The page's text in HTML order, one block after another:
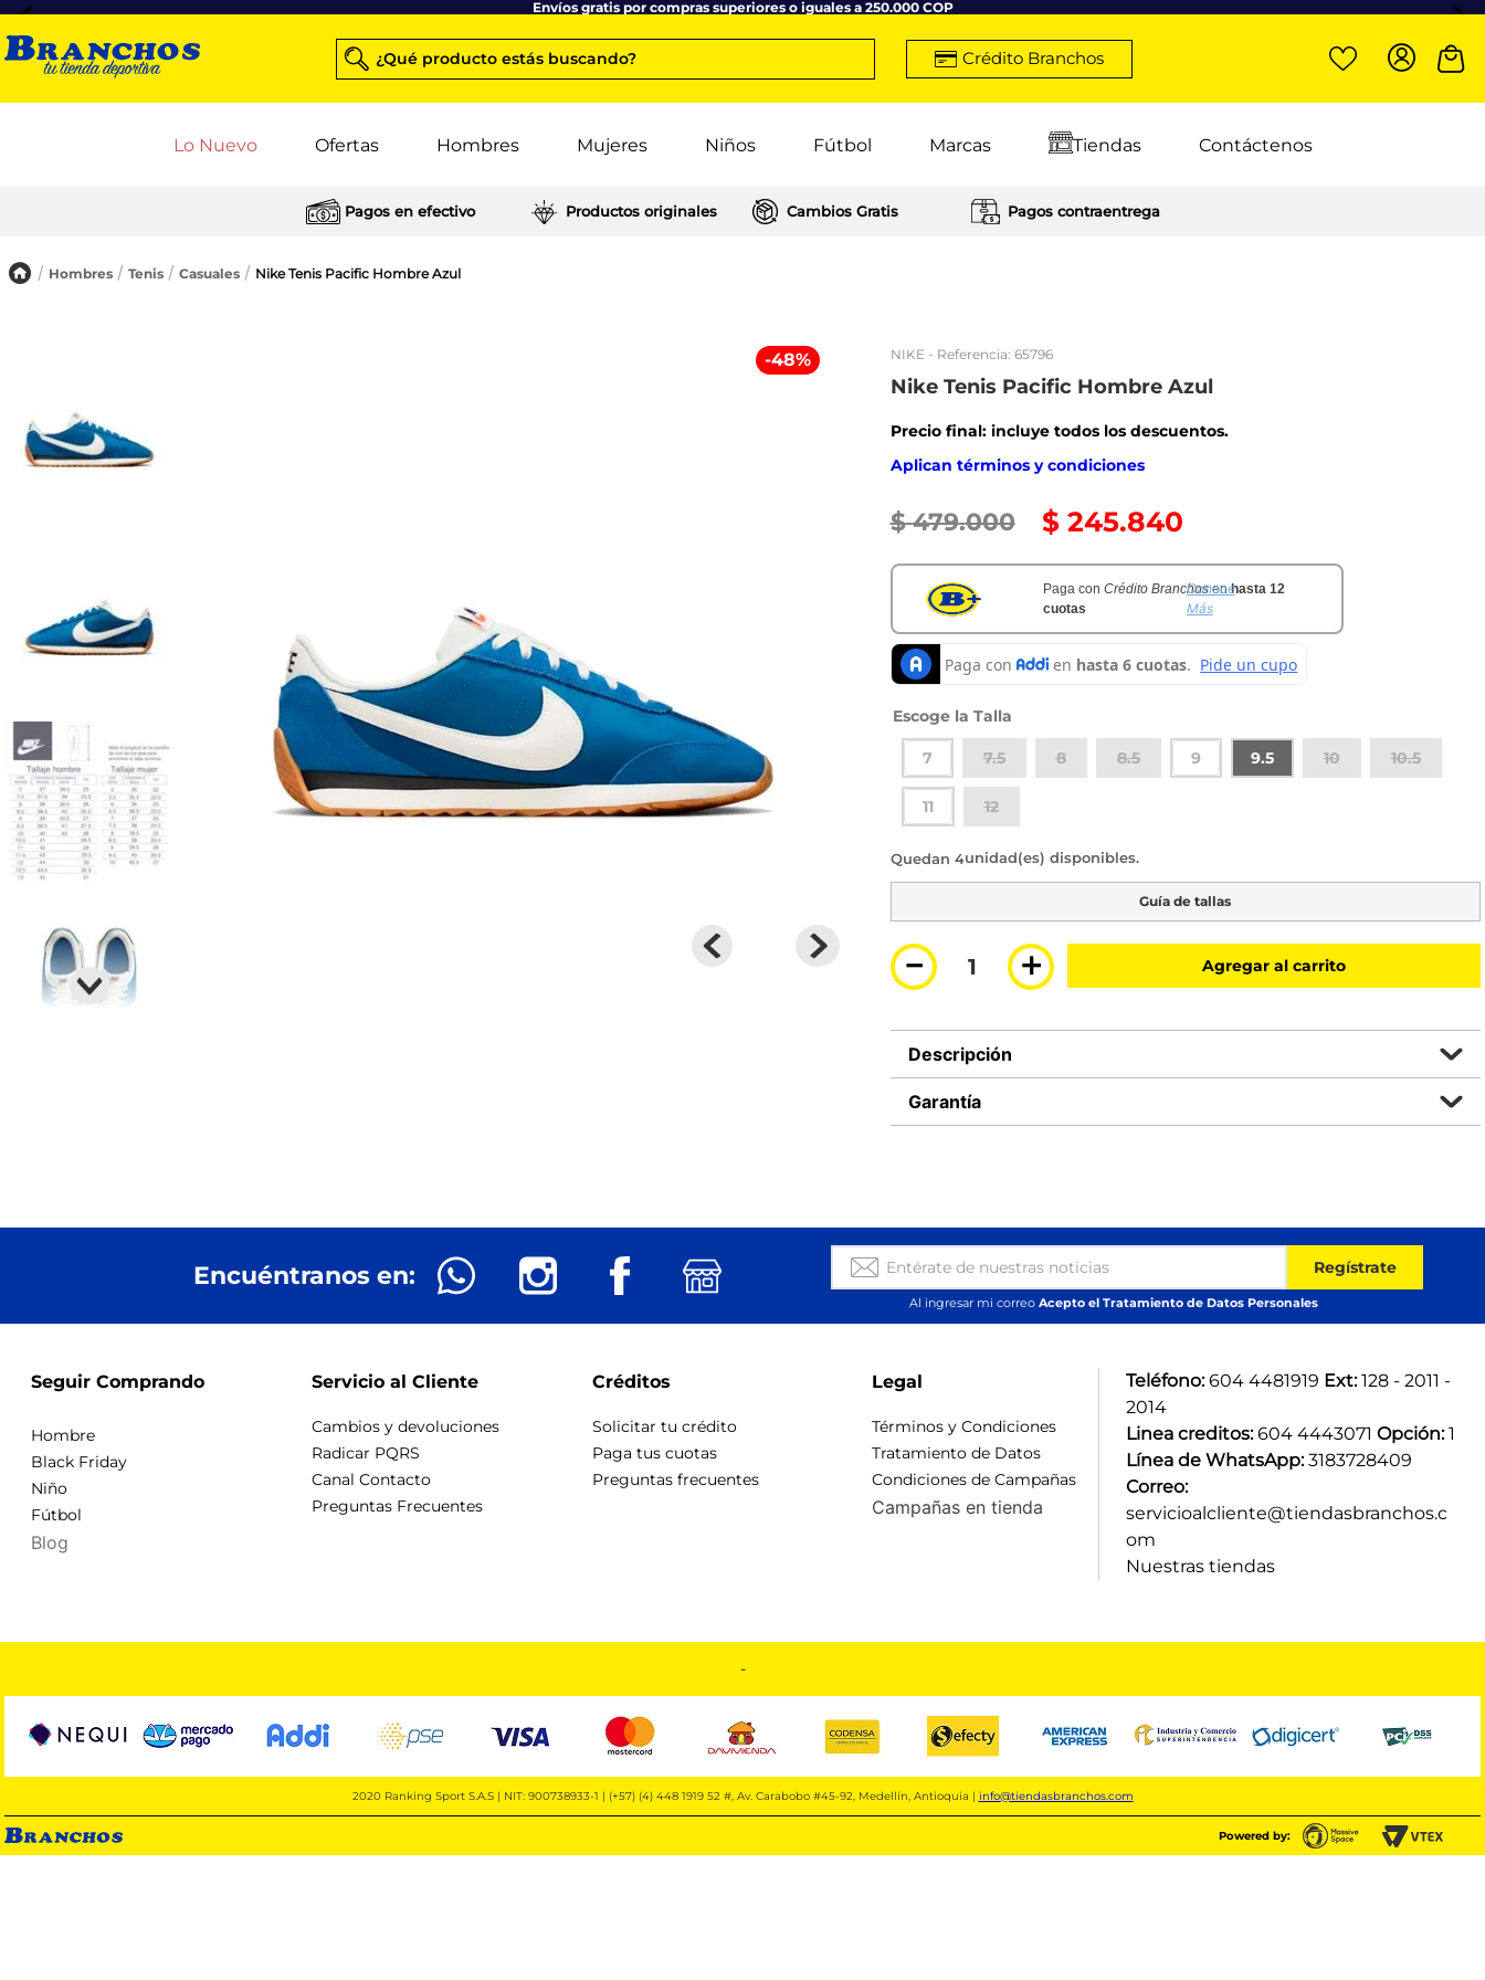
Envíos gratis por compras superiores o iguales a 250.000 COP
¿Qué producto estás buscando? Crédito Branchos
Lo Nuevo Ofertas Hombres Mujeres Niños Fútbol Marcas Tiendas Contáctenos
Pagos en efectivo Productos originales Cambios Gratis Pagos contraentrega
Hombres Tenis Casuales Nike Tenis Pacific Hombre Azul
-48% NIKE- Referencia: 65796
Nike Tenis Pacific Hombre Azul
Precio final: incluye todos los descuentos.
Aplican términos y condiciones
$ 479.000 $ 245.840
Paga con Crédito Branchosenhasta 12
cuotas
Conoce
Más
Talla
7 7.5 8 8.5 9 9.5 10 10.5
11 12
4 disponibles
Guía de tallas
＋
－ Agregar al carrito
Descripción
Garantía
Encuéntranos en: Regístrate
Al ingresar mi correo Acepto el Tratamiento de Datos Personales
Seguir Comprando
Hombre
Black Friday
Niño
Fútbol
Blog
Servicio al Cliente
Cambios y devoluciones
Radicar PQRS
Canal Contacto
Preguntas Frecuentes
Créditos
Solicitar tu crédito
Paga tus cuotas
Preguntas frecuentes
Legal
Términos y Condiciones
Tratamiento de Datos
Condiciones de Campañas
Campañas en tienda
Teléfono: 604 4481919 Ext: 128 - 2011 -
2014
Linea creditos: 604 4443071 Opción: 1
Línea de WhatsApp: 3183728409
Correo:
servicioalcliente@tiendasbranchos.c
om
Nuestras tiendas
-
2020 Ranking Sport S.A.S | NIT: 900738933-1 | (+57) (4) 448 1919 52 #, Av. Carabobo #45-92, Medellín, Antioquia | info@tiendasbranchos.com
Powered by: